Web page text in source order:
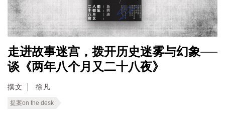
走进故事迷宫，拨开历史迷雾与幻象──
谈《两年八个月又二十八夜》
撰文 徐凡
提案on the desk